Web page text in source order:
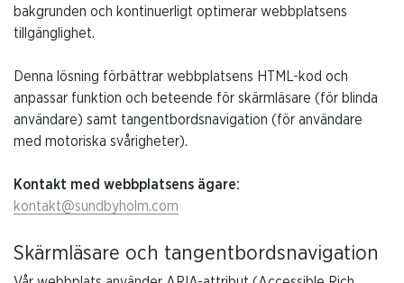
bakgrunden och kontinuerligt optimerar webbplatsens
tillgänglighet.
Denna lösning förbättrar webbplatsens HTML-kod och
anpassar funktion och beteende för skärmläsare (för blinda
användare) samt tangentbordsnavigation (för användare
med motoriska svårigheter).
Kontakt med webbplatsens ägare:
kontakt@sundbyholm.com
Skärmläsare och tangentbordsnavigation